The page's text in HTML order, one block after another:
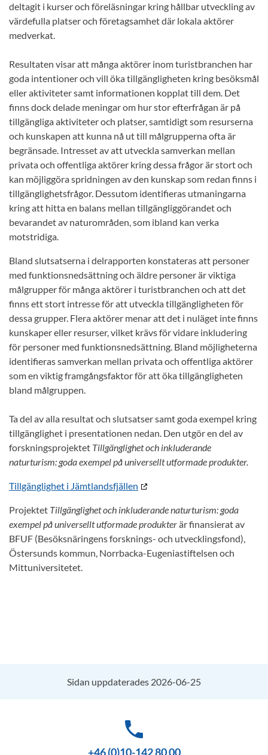
deltagit i kurser och föreläsningar kring hållbar utveckling av
värdefulla platser och företagsamhet där lokala aktörer
medverkat.
Resultaten visar att många aktörer inom turistbranchen har
goda intentioner och vill öka tillgängligheten kring besöksmål
eller aktiviteter samt informationen kopplat till dem. Det
finns dock delade meningar om hur stor efterfrågan är på
tillgängliga aktiviteter och platser, samtidigt som resurserna
och kunskapen att kunna nå ut till målgrupperna ofta är
begränsade. Intresset av att utveckla samverkan mellan
privata och offentliga aktörer kring dessa frågor är stort och
kan möjliggöra spridningen av den kunskap som redan finns i
tillgänglighetsfrågor. Dessutom identifieras utmaningarna
kring att hitta en balans mellan tillgängliggörandet och
bevarandet av naturområden, som ibland kan verka
motstridiga.
Bland slutsatserna i delrapporten konstateras att personer
med funktionsnedsättning och äldre personer är viktiga
målgrupper för många aktörer i turistbranchen och att det
finns ett stort intresse för att utveckla tillgängligheten för
dessa grupper. Flera aktörer menar att det i nuläget inte finns
kunskaper eller resurser, vilket krävs för vidare inkludering
för personer med funktionsnedsättning. Bland möjligheterna
identifieras samverkan mellan privata och offentliga aktörer
som en viktig framgångsfaktor för att öka tillgängligheten
bland målgruppen.
Ta del av alla resultat och slutsatser samt goda exempel kring
tillgänglighet i presentationen nedan. Den utgör en del av
forskningsprojektet Tillgänglighet och inkluderande
naturturism: goda exempel på universellt utformade produkter.
Tillgänglighet i Jämtlandsfjällen
Projektet Tillgänglighet och inkluderande naturturism: goda
exempel på universellt utformade produkterär finansierat av
BFUF (Besöksnäringens forsknings- och utvecklingsfond),
Östersunds kommun, Norrbacka-Eugeniastiftelsen och
Mittuniversitetet.
Sidan uppdaterades 2026-06-25
phone
+46 (0)10-142 80 00